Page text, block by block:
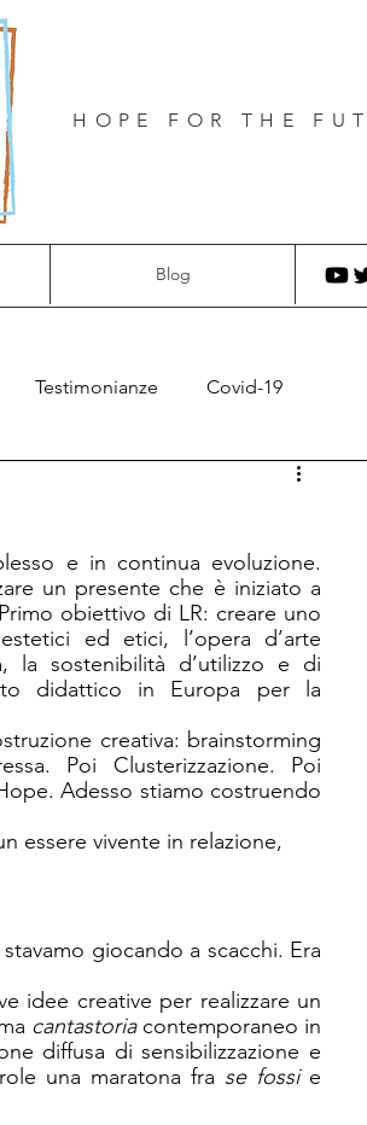
HOPE FOR THE
Blog
Testimonianze Covid-19
e in continua evoluzione.
un presente che è iniziato a
obiettivo di LR: creare uno
ed etici, l’opera d’arte
la sostenibilità d’utilizzo e di
didattico in Europa per la
creativa: brainstorming
Poi Clusterizzazione. Poi
Adesso stiamo costruendo
essere vivente in relazione,
giocando a scacchi. Era
idee creative per realizzare un
cantastoria contemporaneo in
diffusa di sensibilizzazione e
una maratona fra se fossi